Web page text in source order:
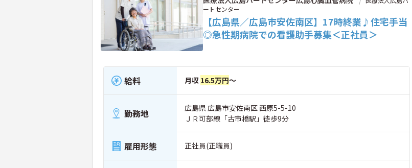
ートセンター
【広島県／広島市安佐南区】17時終業♪住宅手当
◎急性期病院での看護助手募集＜正社員＞
給料 月収 16.5万円～
勤務地
広島県 広島市安佐南区 西原5-5-10
ＪＲ可部線「古市橋駅」徒歩9分
雇用形態 正社員(正職員)